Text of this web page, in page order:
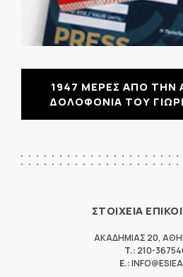
1947 ΜΕΡΕΣ ΑΠΟ ΤΗΝ
ΔΟΛΟΦΟΝΙΑ ΤΟΥ
ΣΤΟΙΧΕΙΑ
ΑΚΑΔΗΜΙΑΣ 20,
T.: 210-
E.: